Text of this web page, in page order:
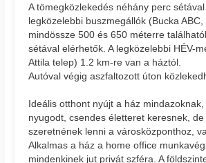
A tömegközlekedés néhány perc
legközelebbi buszmegállók (Bucka
mindössze 500 és 650 méterre
sétával elérhetők. A legközelebbi HÉV-
Attila telep) 1.2 km-re van a háztól.
Autóval végig aszfaltozott úton
Ideális otthont nyújt a ház
nyugodt, csendes életteret keresnek, de
szeretnének lenni a városközponthoz,
Alkalmas a ház a home office
mindenkinek jut privát szféra. A